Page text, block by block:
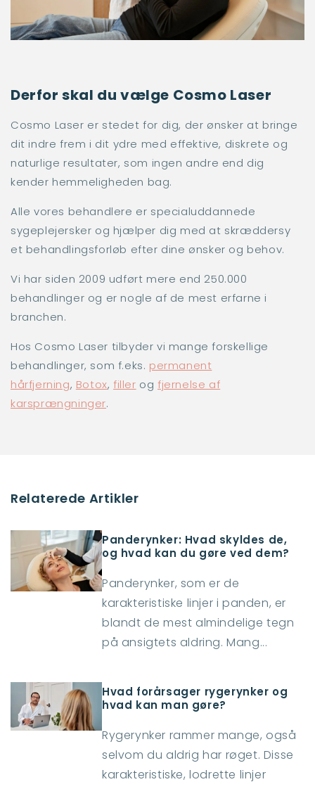
Derfor skal du vælge Cosmo Laser
Cosmo Laser er stedet for dig, der ønsker at bringe
dit indre frem i dit ydre med effektive, diskrete og
naturlige resultater, som ingen andre end dig
kender hemmeligheden bag.
Alle vores behandlere er specialuddannede
sygeplejersker og hjælper dig med at skræddersy
et behandlingsforløb efter dine ønsker og behov.
Vi har siden 2009 udført mere end 250.000
behandlinger og er nogle af de mest erfarne i
branchen.
Hos Cosmo Laser tilbyder vi mange forskellige
behandlinger, som f.eks. permanent
hårfjerning, Botox,filler ogfjernelse af
karsprængninger.
Relaterede Artikler
Panderynker: Hvad skyldes de,
og hvad kan du gøre ved dem?
Panderynker, som er de
karakteristiske linjer i panden, er
blandt de mest almindelige tegn
på ansigtets aldring. Mang...
Hvad forårsager rygerynker og
hvad kan man gøre?
Rygerynker rammer mange, også
selvom du aldrig har røget. Disse
karakteristiske, lodrette linjer